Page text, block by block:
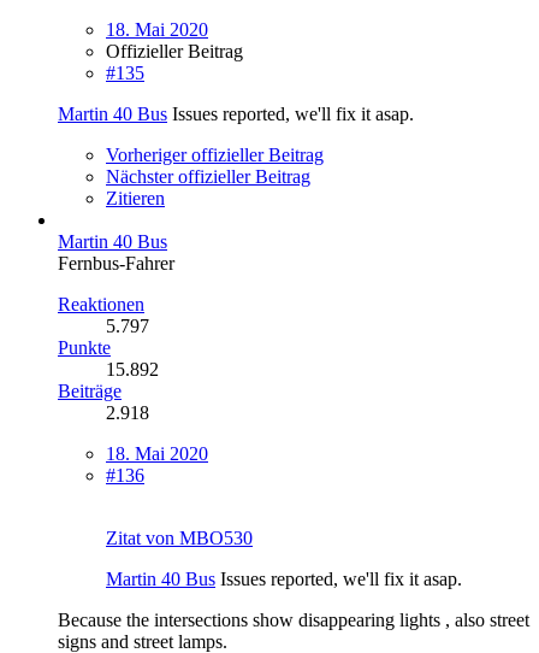
18. Mai 2020
Offizieller Beitrag
#135
Martin 40 Bus Issues reported, we'll fix it asap.
Vorheriger offizieller Beitrag
Nächster offizieller Beitrag
Zitieren
Martin 40 Bus
Fernbus-Fahrer
Reaktionen
5.797
Punkte
15.892
Beiträge
2.918
18. Mai 2020
#136
Zitat von MBO530
Martin 40 Bus Issues reported, we'll fix it asap.
Because the intersections show disappearing lights , also street
signs and street lamps.